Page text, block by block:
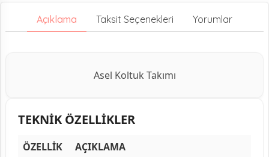
Açıklama Taksit Seçenekleri Yorumlar
Asel Koltuk Takımı
TEKNİK ÖZELLİKLER
ÖZELLİK
AÇIKLAMA